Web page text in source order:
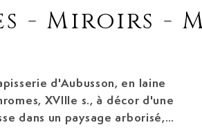
- Miroirs -
d'Aubusson, en laine
XVIIIe s., à décor d'une
dans un paysage arborisé,